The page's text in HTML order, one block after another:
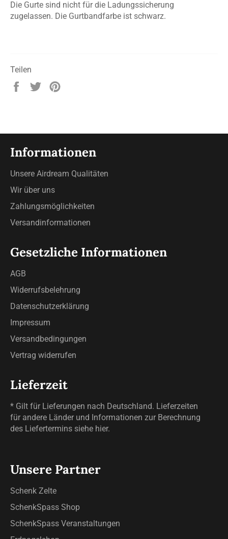
Die Gurte sind nicht für die Ladungssicherung
zugelassen. Die Gurtbandfarbe ist schwarz.
Teilen
Auf
Auf
Informationen
Unsere Airdream Qualitäten
Wir über uns
Zahlungsmöglichkeiten
Versandinformationen
Gesetzliche Informationen
AGB
Widerrufsbelehrung
Datenschutzerklärung
Impressum
Versandbedingungen
Vertrag widerrufen
Lieferzeit
* Gilt für Lieferungen nach Deutschland. Lieferzeiten
für andere Länder und Informationen zur Berechnung
des Liefertermins siehe hier.
Unsere Partner
Schenk Zelte
SchenkSpass Shop
SchenkSpass Veranstaltungen